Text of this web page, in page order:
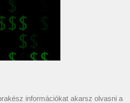
információkat akarsz olvasni a